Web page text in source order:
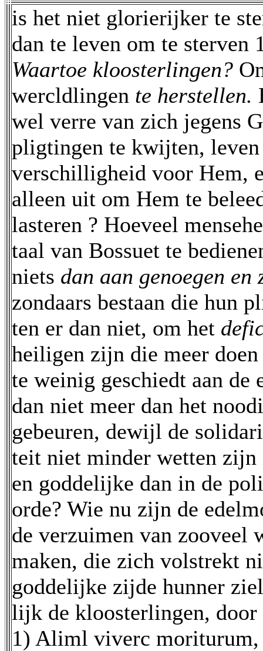
is het niet glorierijker te
dan te leven om te sterven
Waartoe kloosterlingen?
wercldlingen te herstellen.
wel verre van zich jegens
pligtingen te kwijten,
verschilligheid voor Hem,
alleen uit om Hem te
lasteren ? Hoeveel
taal van Bossuet te
niets dan aan genoegen
zondaars bestaan die hun
ten er dan niet, om het
heiligen zijn die meer
te weinig geschiedt aan de
dan niet meer dan het
gebeuren, dewijl de
teit niet minder wetten zijn
en goddelijke dan in de
orde? Wie nu zijn de
de verzuimen van zooveel
maken, die zich volstrekt
goddelijke zijde hunner
lijk de kloosterlingen, door
1) Aliml viverc